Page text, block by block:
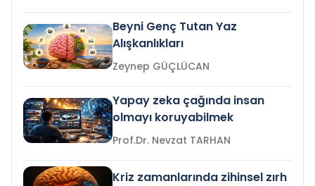
Beyni Genç Tutan Yaz
Alışkanlıkları
Zeynep GÜÇLÜCAN
Yapay zeka çağında insan
olmayı koruyabilmek
Prof.Dr. Nevzat TARHAN
Kriz zamanlarında zihinsel zırh